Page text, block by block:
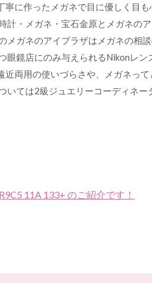
寧に作ったメガネで目に優しく目
時計・メガネ・宝石金原とメ
ガネのアイプラザはメガネの相
眼鏡店にのみ与えられるNikonレ
両用の使いづらさや、メガネっ
いては2級ジュエリーコーディネ
11A 133+ のご紹介です！